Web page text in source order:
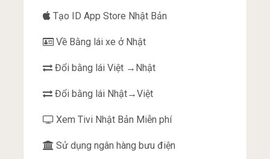
Tạo ID App Store Nhật Bản
Về Bằng lái xe ở Nhật
Đổi bằng lái Việt →Nhật
Đổi bằng lái Nhật→Việt
Xem Tivi Nhật Bản Miễn phí
Sử dụng ngân hàng bưu điện